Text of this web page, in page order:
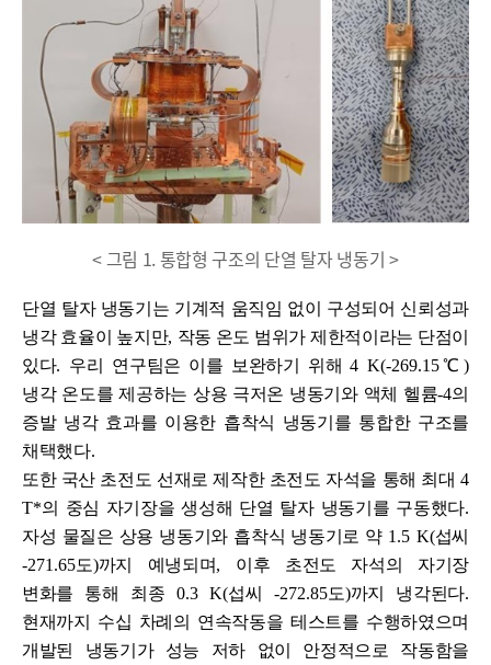
< 그림 1. 통합형 구조의 단열 탈자 냉동기 >
단열 탈자 냉동기는 기계적 움직임 없이 구성되어 신뢰성과
냉각 효율이 높지만, 작동 온도 범위가 제한적이라는 단점이
있다. 우리 연구팀은 이를 보완하기 위해4 K(-269.15℃)
냉각 온도를 제공하는 상용 극저온 냉동기와 액체 헬륨-4의
증발 냉각 효과를 이용한 흡착식 냉동기를 통합한 구조를
채택했다.
또한 국산 초전도 선재로 제작한 초전도 자석을 통해 최대 4
T*의 중심 자기장을 생성해 단열 탈자 냉동기를 구동했다.
자성 물질은 상용 냉동기와 흡착식 냉동기로 약 1.5 K(섭씨
-271.65도)까지 예냉되며, 이후 초전도 자석의 자기장
변화를 통해 최종 0.3 K(섭씨 -272.85도)까지 냉각된다.
현재까지 수십 차례의 연속작동을 테스트를 수행하였으며
개발된 냉동기가 성능 저하 없이 안정적으로 작동함을